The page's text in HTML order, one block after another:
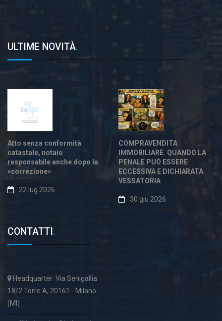
ULTIME NOVITÀ.
Atto senza conformità
catastale, notaio
responsabile anche dopo la
«correzione»
22 lug 2026
COMPRAVENDITA
IMMOBILIARE. QUANDO LA
PENALE PUÒ ESSERE
ECCESSIVA E DICHIARATA
VESSATORIA
30 giu 2026
CONTATTI .
Headquarter: Via Senigallia
18/2 Torre A, 20161 - Milano
(MI)